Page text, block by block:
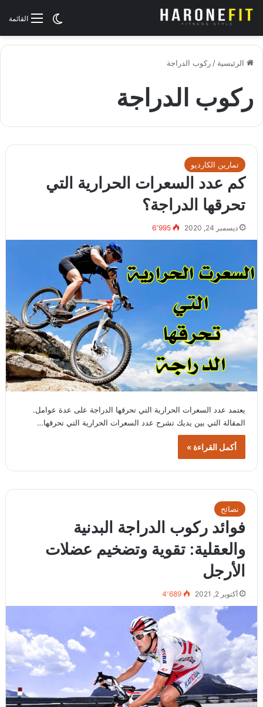
القائمةالوضع
الرئيسية / ركوب الدراجة
ركوب الدراجة
تمارين الكارديو
كم عدد السعرات الحرارية التي
تحرقها الدراجة؟
ديسمبر 24, 2020 6٬995
يعتمد عدد السعرات الحرارية التي تحرقها الدراجة على عدة عوامل.
المقالة التي بين يديك تشرح عدد السعرات الحرارية التي تحرقها…
أكمل القراءة »
نصائح
فوائد ركوب الدراجة البدنية
والعقلية: تقوية وتضخيم عضلات
الأرجل
أكتوبر 2, 2021 4٬689